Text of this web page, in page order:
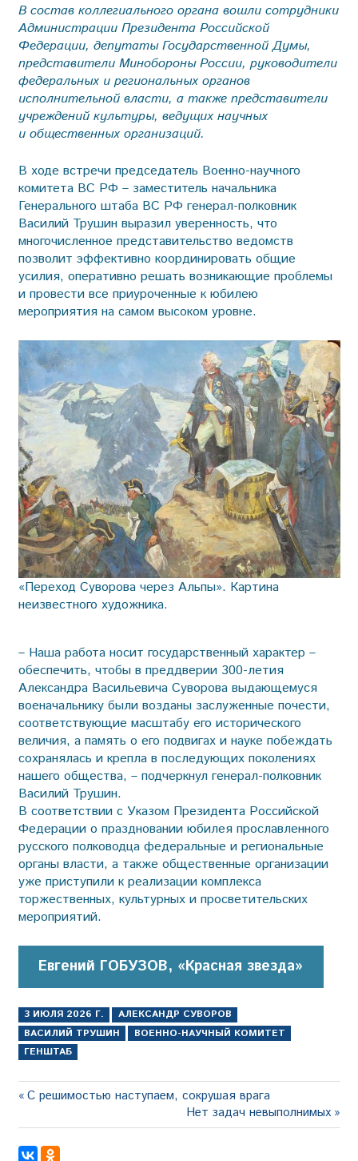
В состав коллегиального органа вошли сотрудники
Администрации Президента Российской
Федерации, депутаты Государственной Думы,
представители Минобороны России, руководители
федеральных и региональных органов
исполнительной власти, а также представители
учреждений культуры, ведущих научных
и общественных организаций.
В ходе встречи председатель Военно-научного
комитета ВС РФ – заместитель начальника
Генерального штаба ВС РФ генерал-полковник
Василий Трушин выразил уверенность, что
многочисленное представительство ведомств
позволит эффективно координировать общие
усилия, оперативно решать возникающие проблемы
и провести все приуроченные к юбилею
мероприятия на самом высоком уровне.
«Переход Суворова через Альпы». Картина
неизвестного художника.
– Наша работа носит государственный характер –
обеспечить, чтобы в преддверии 300-летия
Александра Васильевича Суворова выдающемуся
военачальнику были возданы заслуженные почести,
соответствующие масштабу его исторического
величия, а память о его подвигах и науке побеждать
сохранялась и крепла в последующих поколениях
нашего общества, – подчеркнул генерал-полковник
Василий Трушин.
В соответствии с Указом Президента Российской
Федерации о праздновании юбилея прославленного
русского полководца федеральные и региональные
органы власти, а также общественные организации
уже приступили к реализации комплекса
торжественных, культурных и просветительских
мероприятий.
Евгений ГОБУЗОВ, «Красная звезда»
3 ИЮЛЯ 2026 Г.
АЛЕКСАНДР СУВОРОВ
ВАСИЛИЙ ТРУШИН
ВОЕННО-НАУЧНЫЙ КОМИТЕТ
ГЕНШТАБ
Навигация
по
записям
Предыдущая
С решимостью наступаем, сокрушая врага
Следующая
запись:
Нет задач невыполнимых